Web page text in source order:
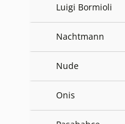
Luigi Bormioli
Nachtmann
Nude
Onis